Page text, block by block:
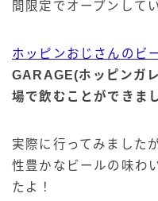
間限定でオープンして
ホッピンおじさんのビ
GARAGE(ホッピンガ
場で飲むことができま
実際に行ってみました
性豊かなビールの味わ
たよ！